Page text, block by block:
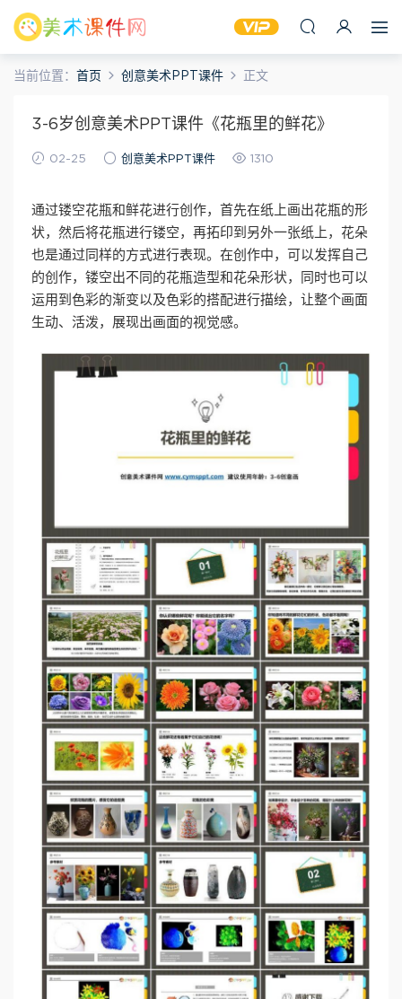
当前位置： 首页 创意美术PPT课件 正文
3-6岁创意美术PPT课件《花瓶里的鲜花》
02-25 创意美术PPT课件 1310
通过镂空花瓶和鲜花进行创作，首先在纸上画出花瓶的形
状，然后将花瓶进行镂空，再拓印到另外一张纸上，花朵
也是通过同样的方式进行表现。在创作中，可以发挥自己
的创作，镂空出不同的花瓶造型和花朵形状，同时也可以
运用到色彩的渐变以及色彩的搭配进行描绘，让整个画面
生动、活泼，展现出画面的视觉感。